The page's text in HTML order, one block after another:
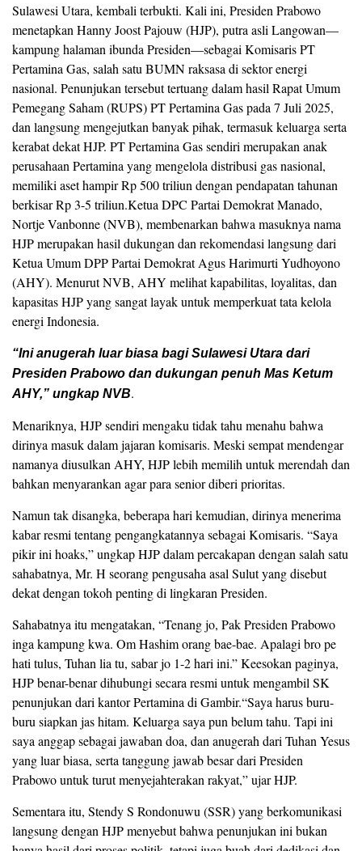
Sulawesi Utara, kembali terbukti. Kali ini, Presiden Prabowo
menetapkan Hanny Joost Pajouw (HJP), putra asli Langowan—
kampung halaman ibunda Presiden—sebagai Komisaris PT
Pertamina Gas, salah satu BUMN raksasa di sektor energi
nasional. Penunjukan tersebut tertuang dalam hasil Rapat Umum
Pemegang Saham (RUPS) PT Pertamina Gas pada 7 Juli 2025,
dan langsung mengejutkan banyak pihak, termasuk keluarga serta
kerabat dekat HJP. PT Pertamina Gas sendiri merupakan anak
perusahaan Pertamina yang mengelola distribusi gas nasional,
memiliki aset hampir Rp 500 triliun dengan pendapatan tahunan
berkisar Rp 3-5 triliun.Ketua DPC Partai Demokrat Manado,
Nortje Vanbonne (NVB), membenarkan bahwa masuknya nama
HJP merupakan hasil dukungan dan rekomendasi langsung dari
Ketua Umum DPP Partai Demokrat Agus Harimurti Yudhoyono
(AHY). Menurut NVB, AHY melihat kapabilitas, loyalitas, dan
kapasitas HJP yang sangat layak untuk memperkuat tata kelola
energi Indonesia.
“Ini anugerah luar biasa bagi Sulawesi Utara dari
Presiden Prabowo dan dukungan penuh Mas Ketum
AHY,” ungkap NVB.
Menariknya, HJP sendiri mengaku tidak tahu menahu bahwa
dirinya masuk dalam jajaran komisaris. Meski sempat mendengar
namanya diusulkan AHY, HJP lebih memilih untuk merendah dan
bahkan menyarankan agar para senior diberi prioritas.
Namun tak disangka, beberapa hari kemudian, dirinya menerima
kabar resmi tentang pengangkatannya sebagai Komisaris. “Saya
pikir ini hoaks,” ungkap HJP dalam percakapan dengan salah satu
sahabatnya, Mr. H seorang pengusaha asal Sulut yang disebut
dekat dengan tokoh penting di lingkaran Presiden.
Sahabatnya itu mengatakan, “Tenang jo, Pak Presiden Prabowo
inga kampung kwa. Om Hashim orang bae-bae. Apalagi bro pe
hati tulus, Tuhan lia tu, sabar jo 1-2 hari ini.” Keesokan paginya,
HJP benar-benar dihubungi secara resmi untuk mengambil SK
penunjukan dari kantor Pertamina di Gambir.“Saya harus buru-
buru siapkan jas hitam. Keluarga saya pun belum tahu. Tapi ini
saya anggap sebagai jawaban doa, dan anugerah dari Tuhan Yesus
yang luar biasa, serta tanggung jawab besar dari Presiden
Prabowo untuk turut menyejahterakan rakyat,” ujar HJP.
Sementara itu, Stendy S Rondonuwu (SSR) yang berkomunikasi
langsung dengan HJP menyebut bahwa penunjukan ini bukan